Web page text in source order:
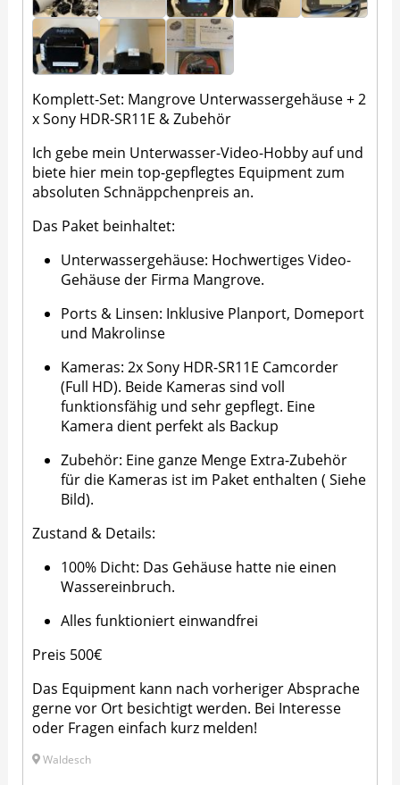
Komplett-Set: Mangrove Unterwassergehäuse + 2
x Sony HDR-SR11E & Zubehör
Ich gebe mein Unterwasser-Video-Hobby auf und
biete hier mein top-gepflegtes Equipment zum
absoluten Schnäppchenpreis an.
Das Paket beinhaltet:
Unterwassergehäuse: Hochwertiges Video-
Gehäuse der Firma Mangrove.
Ports & Linsen: Inklusive Planport, Domeport
und Makrolinse
Kameras: 2x Sony HDR-SR11E Camcorder
(Full HD). Beide Kameras sind voll
funktionsfähig und sehr gepflegt. Eine
Kamera dient perfekt als Backup
Zubehör: Eine ganze Menge Extra-Zubehör
für die Kameras ist im Paket enthalten ( Siehe
Bild).
Zustand & Details:
100% Dicht: Das Gehäuse hatte nie einen
Wassereinbruch.
Alles funktioniert einwandfrei
Preis 500€
Das Equipment kann nach vorheriger Absprache
gerne vor Ort besichtigt werden. Bei Interesse
oder Fragen einfach kurz melden!
Waldesch